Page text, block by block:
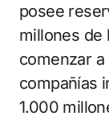
posee
millones de
comenzar
compañías
1.000